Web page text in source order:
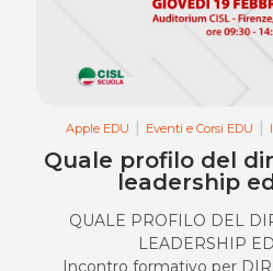
Apple EDU Eventi e Corsi EDU
Quale profilo del
leadership
QUALE PROFILO DEL
LEADERSHIP
Incontro formativo per